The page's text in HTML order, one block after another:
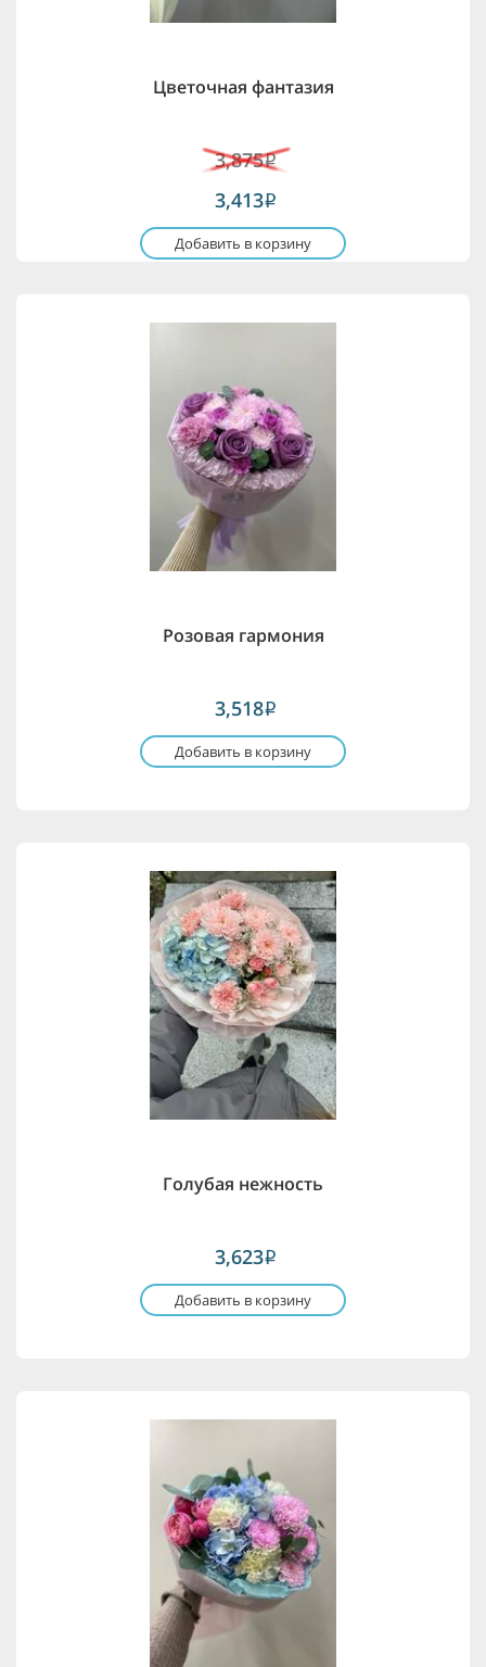
Цветочная фантазия
3,875i
3,413i
Добавить в корзину
Розовая гармония
3,518i
Добавить в корзину
Голубая нежность
3,623i
Добавить в корзину